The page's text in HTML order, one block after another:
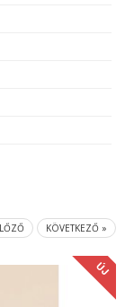
KÖVETKEZŐ »
ÚJ